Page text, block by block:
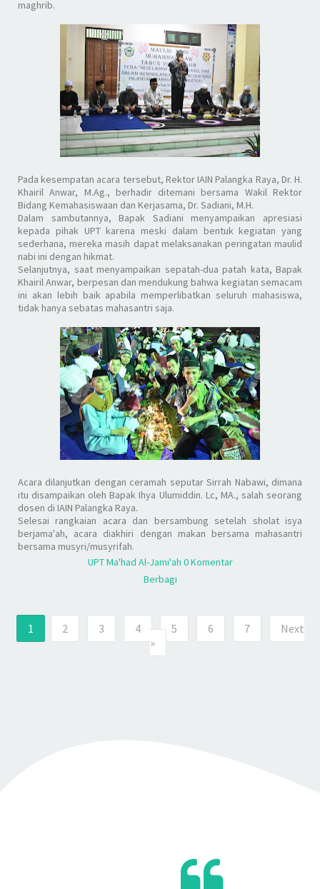
maghrib.
Pada kesempatan acara tersebut, Rektor IAIN Palangka Raya, Dr. H.
Khairil Anwar, M.Ag., berhadir ditemani bersama Wakil Rektor
Bidang Kemahasiswaan dan Kerjasama, Dr. Sadiani, M.H.
Dalam sambutannya, Bapak Sadiani menyampaikan apresiasi
kepada pihak UPT karena meski dalam bentuk kegiatan yang
sederhana, mereka masih dapat melaksanakan peringatan maulid
nabi ini dengan hikmat.
Selanjutnya, saat menyampaikan sepatah-dua patah kata, Bapak
Khairil Anwar, berpesan dan mendukung bahwa kegiatan semacam
ini akan lebih baik apabila memperlibatkan seluruh mahasiswa,
tidak hanya sebatas mahasantri saja.
Acara dilanjutkan dengan ceramah seputarSirrah Nabawi, dimana
itu disampaikan oleh Bapak Ihya Ulumiddin. Lc, MA., salah seorang
dosen di IAIN Palangka Raya.
Selesai rangkaian acara dan bersambung setelah sholat isya
berjama'ah, acara diakhiri dengan makan bersama mahasantri
bersama musyri/musyrifah.
UPT Ma'had Al-Jami'ah 0 Komentar
Berbagi
1 2 3 4 5 6 7
Next
»